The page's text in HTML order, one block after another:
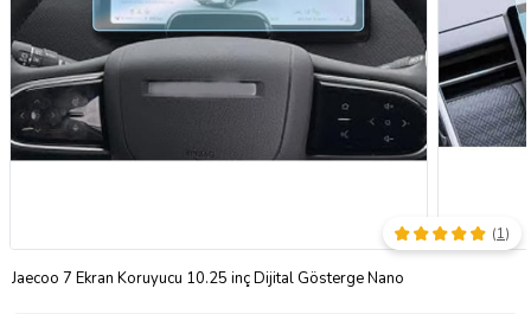
Jaecoo 7 Ekran Koruyucu 10.25 inç Dijital Gösterge Nano
(1)